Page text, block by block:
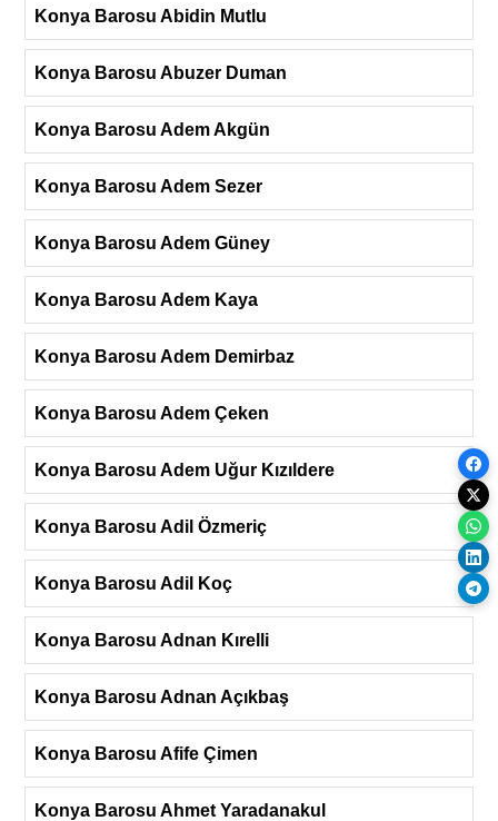
Konya Barosu Abidin Mutlu
Konya Barosu Abuzer Duman
Konya Barosu Adem Akgün
Konya Barosu Adem Sezer
Konya Barosu Adem Güney
Konya Barosu Adem Kaya
Konya Barosu Adem Demirbaz
Konya Barosu Adem Çeken
Konya Barosu Adem Uğur Kızıldere
Konya Barosu Adil Özmeriç
Konya Barosu Adil Koç
Konya Barosu Adnan Kırelli
Konya Barosu Adnan Açıkbaş
Konya Barosu Afife Çimen
Konya Barosu Ahmet Yaradanakul